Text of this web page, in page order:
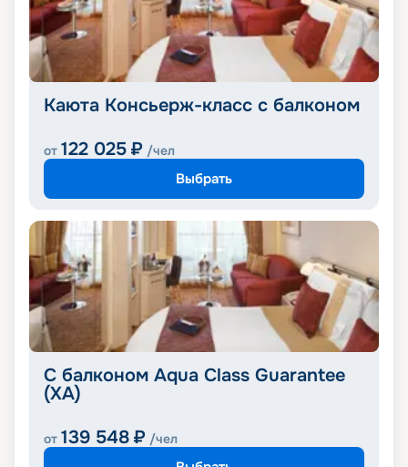
Каюта Консьерж-класс с балконом
от 122 025 ₽ /чел
Выбрать
С балконом Aqua Class Guarantee
(XA)
от 139 548 ₽ /чел